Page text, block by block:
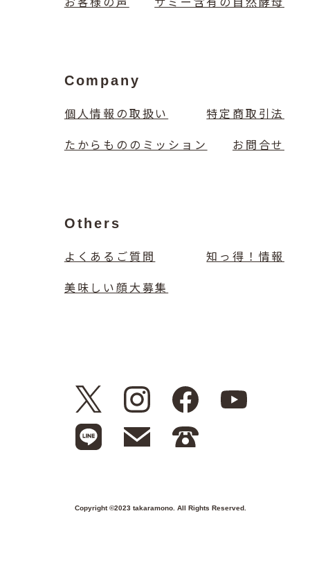
お客様の声 サミー含有の自然酵母
Company
個人情報の取扱い 特定商取引法
たからもののミッション お問合せ
Others
よくあるご質問 知っ得！情報
美味しい顔大募集
Copyright ©2023 takaramono. All Rights Reserved.